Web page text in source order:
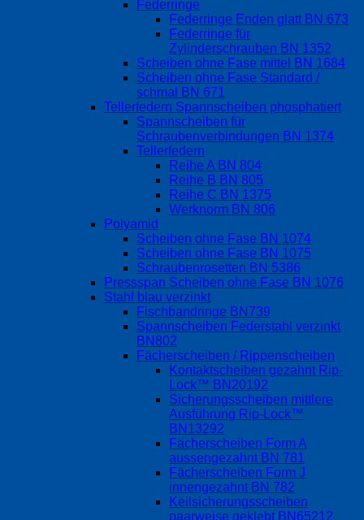
Federringe
Federringe Enden glatt BN 673
Federringe für
Zylinderschrauben BN 1352
Scheiben ohne Fase mittel BN 1684
Scheiben ohne Fase Standard /
schmal BN 671
Tellerfedern Spannscheiben phosphatiert
Spannscheiben für
Schraubenverbindungen BN 1374
Tellerfedern
Reihe A BN 804
Reihe B BN 805
Reihe C BN 1375
Werknorm BN 806
Polyamid
Scheiben ohne Fase BN 1074
Scheiben ohne Fase BN 1075
Schraubenrosetten BN 5386
Pressspan Scheiben ohne Fase BN 1076
Stahl blau verzinkt
Fischbandringe BN739
Spannscheiben Federstahl verzinkt
BN802
Fächerscheiben / Rippenscheiben
Kontaktscheiben gezahnt Rip-
Lock™ BN20192
Sicherungsscheiben mittlere
Ausführung Rip-Lock™
BN13292
Fächerscheiben Form A
aussengezahnt BN 781
Fächerscheiben Form J
innengezahnt BN 782
Keilsicherungsscheiben
paarweise geklebt BN65212